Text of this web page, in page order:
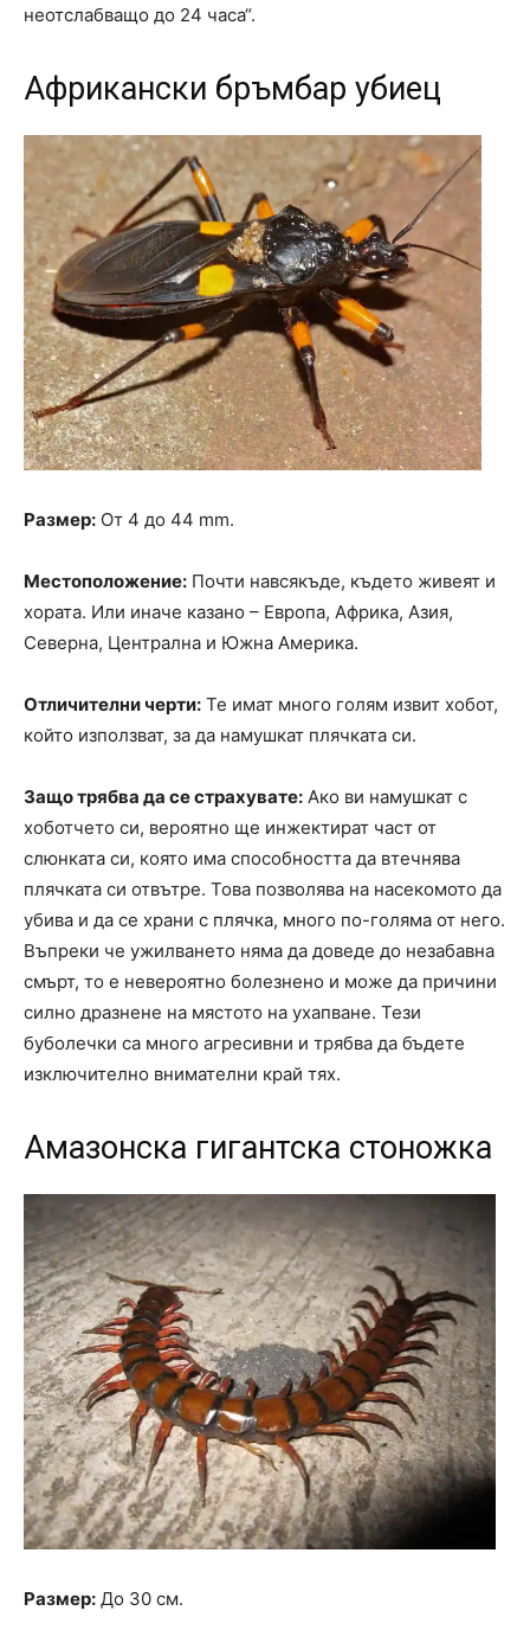
неотслабващо до 24 часа“.
Африкански бръмбар убиец
Размер: От 4 до 44 mm.
Местоположение: Почти навсякъде, където живеят и
хората. Или иначе казано – Европа, Африка, Азия,
Северна, Централна и Южна Америка.
Отличителни черти: Те имат много голям извит хобот,
който използват, за да намушкат плячката си.
Защо трябва да се страхувате: Ако ви намушкат с
хоботчето си, вероятно ще инжектират част от
слюнката си, която има способността да втечнява
плячката си отвътре. Това позволява на насекомото да
убива и да се храни с плячка, много по-голяма от него.
Въпреки че ужилването няма да доведе до незабавна
смърт, то е невероятно болезнено и може да причини
силно дразнене на мястото на ухапване. Тези
буболечки са много агресивни и трябва да бъдете
изключително внимателни край тях.
Амазонска гигантска стоножка
Размер: До 30 см.